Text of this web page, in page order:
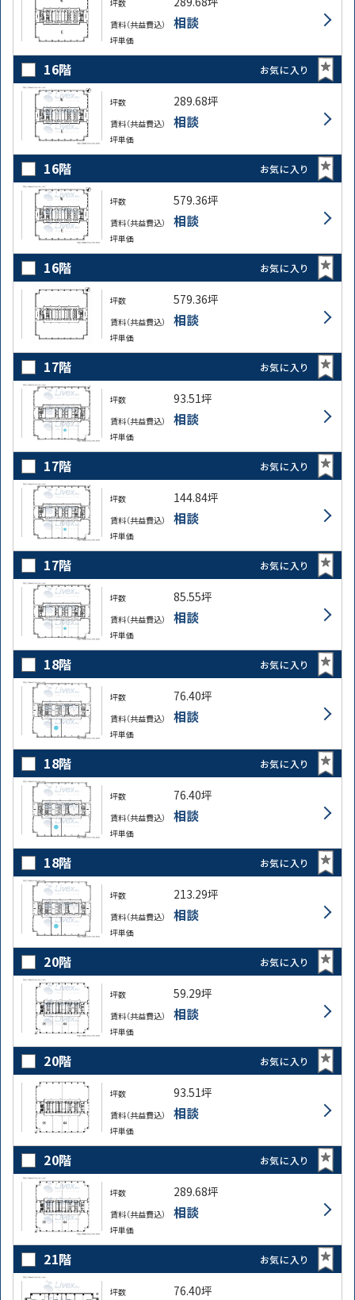
坪数
賃料（共益費込） 相談
坪単価
16階 お気に入り
坪数 289.68坪
賃料（共益費込） 相談
坪単価
16階 お気に入り
坪数 579.36坪
賃料（共益費込） 相談
坪単価
16階 お気に入り
坪数 579.36坪
賃料（共益費込） 相談
坪単価
17階 お気に入り
坪数 93.51坪
賃料（共益費込） 相談
坪単価
17階 お気に入り
坪数 144.84坪
賃料（共益費込） 相談
坪単価
17階 お気に入り
坪数 85.55坪
賃料（共益費込） 相談
坪単価
18階 お気に入り
坪数 76.40坪
賃料（共益費込） 相談
坪単価
18階 お気に入り
坪数 76.40坪
賃料（共益費込） 相談
坪単価
18階 お気に入り
坪数 213.29坪
賃料（共益費込） 相談
坪単価
20階 お気に入り
坪数 59.29坪
賃料（共益費込） 相談
坪単価
20階 お気に入り
坪数 93.51坪
賃料（共益費込） 相談
坪単価
20階 お気に入り
坪数 289.68坪
賃料（共益費込） 相談
坪単価
21階 お気に入り
坪数 76.40坪